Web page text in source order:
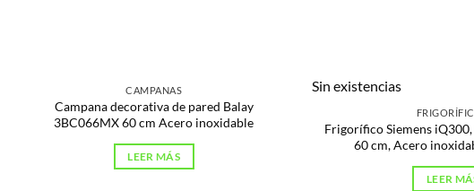
CAMPANAS
Campana decorativa de pared Balay
3BC066MX 60 cm Acero inoxidable
LEER MÁS
Sin existencias
Frigorífico Siemens
60 cm, Acero
LEER